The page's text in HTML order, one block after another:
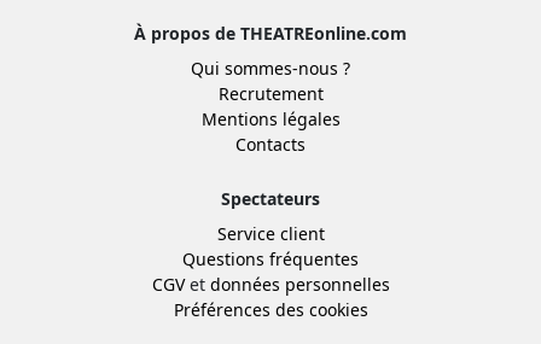
À propos de THEATREonline.com
Qui sommes-nous ?
Recrutement
Mentions légales
Contacts
Spectateurs
Service client
Questions fréquentes
CGVet données personnelles
Préférences des cookies